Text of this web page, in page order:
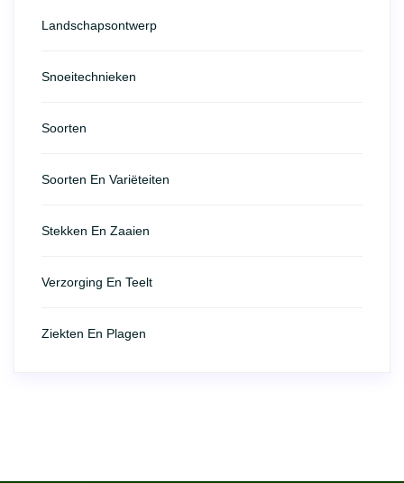
Landschapsontwerp
Snoeitechnieken
Soorten
Soorten En Variëteiten
Stekken En Zaaien
Verzorging En Teelt
Ziekten En Plagen